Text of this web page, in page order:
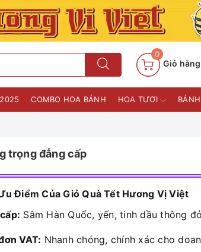
0
Giỏ hàng
COMBO HOA BÁNH HOA TƯƠI
trọng đẳng cấp
Điểm Của Giỏ Quà Tết Hương Vị Việt
Sâm Hàn Quốc, yến, tinh dầu thông
VAT: Nhanh chóng, chính xác cho